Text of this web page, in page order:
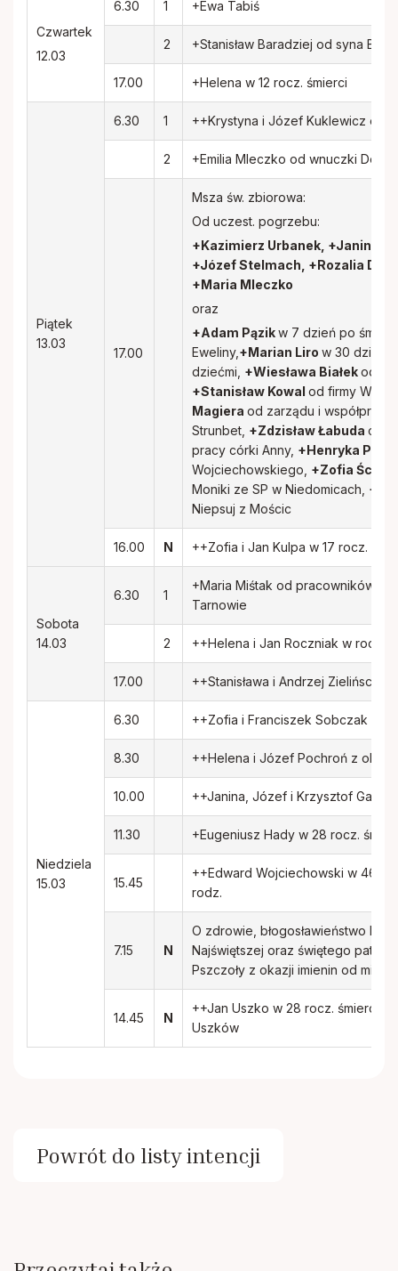
Czwartek
12.03
6.30 1 +Ewa Tabiś
2 +Stanisław Baradziej od syna
17.00 +Helena w 12 rocz. śmierci
Piątek
13.03
6.30 1 ++Krystyna i Józef Kuklewicz
2 +Emilia Mleczko od wnuczki
17.00
Msza św. zbiorowa:
Od uczest. pogrzebu:
+Kazimierz Urbanek, +Janina
+Józef Stelmach, +Rozalia
+Maria Mleczko
oraz
+Adam Pązikw 7 dzień po
Eweliny, +Marian Liro w 30 dzień
dziećmi, +Wiesława Białekod
+Stanisław Kowal od firmy
Magiera od zarządu i
Strunbet, +Zdzisław Łabuda od
pracy córki Anny, +Henryka Pięta
Wojciechowskiego, +Zofia
Moniki ze SP w Niedomicach,
Niepsuj z Mościc
16.00 N ++Zofia i Jan Kulpa w 17 rocz.
Sobota
14.03
6.30 1
+Maria Miśtak od pracowników
Tarnowie
2 ++Helena i Jan Roczniak w rocz.
17.00 ++Stanisława i Andrzej Zielińscy z
Niedziela
15.03
6.30 ++Zofia i Franciszek Sobczak w
8.30 ++Helena i Józef Pochroń z
10.00 ++Janina, Józef i Krzysztof Gajda
11.30 +Eugeniusz Hady w 28 rocz.
15.45
++Edward Wojciechowski w 46
rodz.
7.15 N
O zdrowie, błogosławieństwo
Najświętszej oraz świętego
Pszczoły z okazji imienin od
14.45 N
++Jan Uszko w 28 rocz. śmierci
Uszków
Powrót do listy intencji